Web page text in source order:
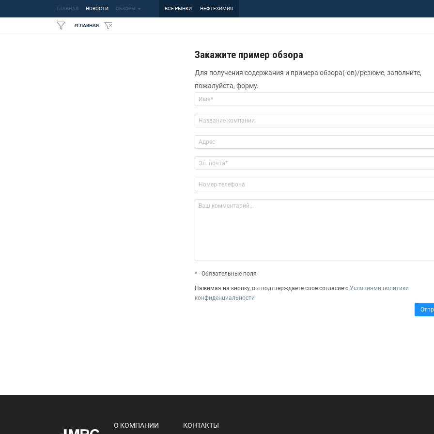
ГЛАВНАЯ НОВОСТИ ОБЗОРЫ ВСЕ РЫНКИ НЕФТЕХИМИЯ
#ГЛАВНАЯ
Закажите пример обзора
Для получения содержания и примера обзора(-ов)/резюме, заполните,
пожалуйста, форму.
* - Обязательные поля
Нажимая на кнопку, вы подтверждаете свое согласие с Условиями политики
конфиденциальности
О КОМПАНИИ КОНТАКТЫ